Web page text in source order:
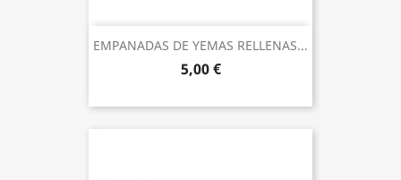
EMPANADAS DE YEMAS RELLENAS...
5,00 €